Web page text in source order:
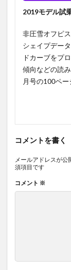
2019モデル試
非圧雪オフピ
シェイプデー
ドカーブをプ
傾向などの読
月号の100ペー
コメントを書く
メールアドレスが公
須項目です
コメント ※